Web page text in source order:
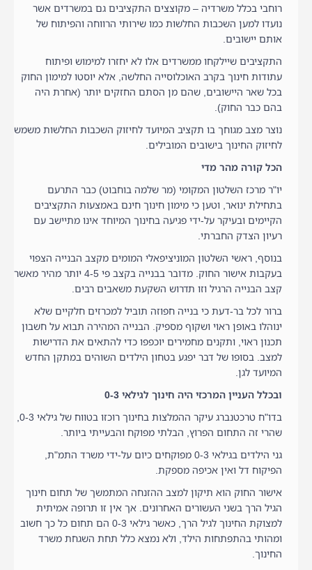
רוחבי בכלל משרדיה – מקוצצים התקציבים גם במשרדים אשר
נועדו למען השכבות החלשות כמו שירותי הרווחה והפיתוח של
אותם יישובים.
התקציבים שיילקחו ממשרדים אלו לא יחזרו למימוש ופיתוח
עתודות חינוך בקרב האוכלוסייה החלשה, אלא יוסטו למימון החוק
בכל שאר היישובים, שהם מן הסתם החזקים יותר (אחרת היה
בהם כבר החוק).
נוצר מצב מגוחך בו תקציב המיועד לחיזוק השכבות החלשות משמש
לחיזוק החינוך בישובים המובילים.
הכל קורה מהר מדי
יו"ר מרכז השלטון המקומי (מר שלמה בוחבוט) כבר התרעם
בתחילת ינואר, וטען כי מימון חינוך חינם באמצעות התקציבים
הקיימים ובעיקר על-ידי פגיעה בחינוך המיוחד אינו מתיישב עם
רעיון הצדק החברתי.
בנוסף, ראשי השלטון המוניציפאלי המומים מקצב הבנייה הצפוי
בעקבות אישור החוק. מדובר בבנייה בקצב פי 4-5 יותר מהיר מאשר
קצב הבנייה הרגיל וזו תדרוש השקעת משאבים רבים.
ברור לכל בר-דעת כי בנייה חפוזה תוביל למכרזים חלקיים שלא
ינוהלו באופן ראוי ושקוף מספיק. הבנייה המהירה תבוא על חשבון
תכנון ראוי, ותקנים מחמירים יוכפפו כדי להתאים את הדרישות
למצב. בסופו של דבר יפגע בטחון הילדים השוהים במתקן החדש
המיועד לגן.
ובכלל העניין המרכזי היה חינוך לגילאי 0-3
בדו"ח טרכטנברג עיקר ההמלצות בחינוך רוכזו בטווח של גילאי 0-3,
שהרי זה התחום הפרוץ, הבלתי מפוקח והבעייתי ביותר.
גני הילדים בגילאי 0-3 מפוקחים כיום על-ידי משרד התמ"ת,
הפיקוח דל ואין אכיפה מספקת.
אישור החוק הוא תיקון למצב ההזנחה המתמשך של תחום חינוך
הגיל הרך בשני העשורים האחרונים. אך אין זו תרופה אמיתית
למצוקת החינוך לגיל הרך, כאשר גילאי 0-3 הם תחום כל כך חשוב
ומהותי בהתפתחות הילד, ולא נמצא כלל תחת השגחת משרד
החינוך.